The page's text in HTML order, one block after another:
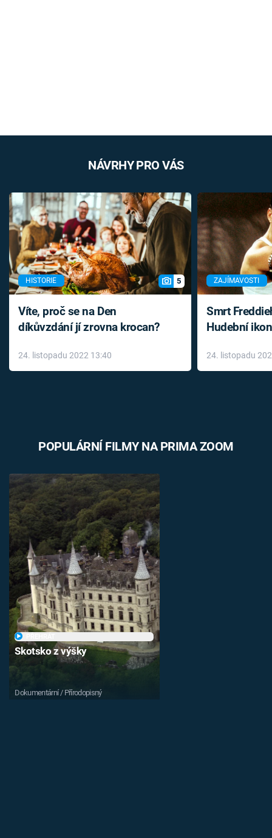
NÁVRHY PRO VÁS
HISTORIE 5
Víte, proč se na Den
díkůvzdání jí zrovna krocan?
24. listopadu 2022 13:40
ZAJÍMAVOSTI
Smrt
Hudební
léky
24. listopadu
POPULÁRNÍ FILMY NA PRIMA ZOOM
Skotsko z výšky
Dokumentární / Přírodopisný